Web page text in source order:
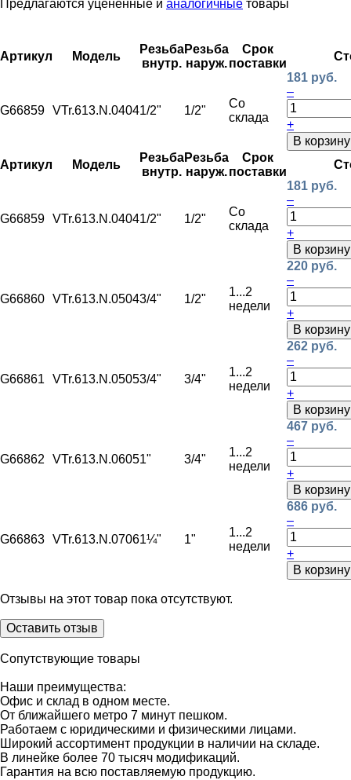
Предлагаются уценённые и аналогичные товары
Артикул Модель
Резьба
внутр.
Резьба
наруж.
Срок
поставки
G66859 VTr.613.N.04041/2" 1/2"
Со
склада
181 руб.
–
+
В корзину
Артикул
Модель
Резьба
внутр.
Резьба
наруж.
Срок
поставки
G66859 VTr.613.N.04041/2" 1/2"
Со
склада
181 руб.
–
+
В корзину
G66860 VTr.613.N.05043/4" 1/2"
1...2
недели
220 руб.
–
+
В корзину
G66861 VTr.613.N.05053/4" 3/4"
1...2
недели
262 руб.
–
+
В корзину
G66862 VTr.613.N.06051" 3/4"
1...2
недели
467 руб.
–
+
В корзину
G66863 VTr.613.N.07061¼" 1"
1...2
недели
686 руб.
–
+
В корзину
Отзывы на этот товар пока отсутствуют.
Оставить отзыв
Сопутствующие товары
Наши преимущества:
Офис и склад в одном месте.
От ближайшего метро 7 минут пешком.
Работаем с юридическими и физическими лицами.
Широкий ассортимент продукции в наличии на складе.
В линейке более 70 тысяч модификаций.
Гарантия на всю поставляемую продукцию.